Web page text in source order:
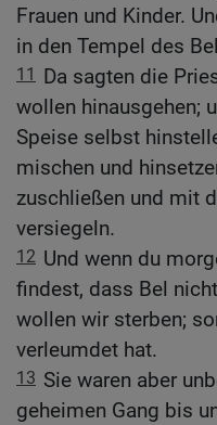
Frauen und Kinder.
in den Tempel des
11
Da sagten die
wollen hinausgehen;
Speise selbst
mischen und
zuschließen und mit
versiegeln.
12 Und wenn du
findest, dass Bel
wollen wir sterben;
verleumdet hat.
13 Sie waren aber
geheimen Gang bis